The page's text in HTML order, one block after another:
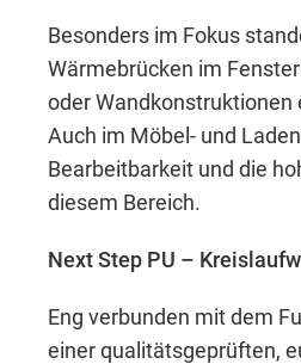
Besonders im Fokus
Wärmebrücken im
oder
Auch im Möbel- und
Bearbeitbarkeit und die
diesem Bereich.
Next Step PU –
Eng verbunden mit dem
einer qualitätsgeprüften,